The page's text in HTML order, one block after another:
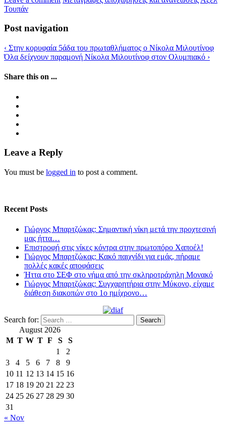
Τουπάν
Post navigation
‹ Στην κορυφαία 5άδα του πρωταθλήματος ο Νίκολα Μιλουτίνοφ
Όλα δείχνουν παραμονή Νίκολα Μιλουτίνοφ στον Ολυμπιακό ›
Share this on ...
Leave a Reply
You must be logged in to post a comment.
Recent Posts
Γιώργος Μπαρτζώκας: Σημαντική νίκη μετά την προχτεσινή
μας ήττα…
Επιστροφή στις νίκες κόντρα στην πρωτοπόρο Χαποέλ!
Γιώργος Μπαρτζώκας: Κακό παιχνίδι για εμάς, πήραμε
πολλές κακές αποφάσεις
Ήττα στο ΣΕΦ στο νήμα από την σκληροτράχηλη Μονακό
Γιώργος Μπαρτζώκας: Συγχαρητήρια στην Μύκονο, είχαμε
διάθεση διακοπών στο 1ο ημίχρονο…
Search for:
August 2026
M T W T F S
S
1
2
3
4 5 6 7 8
9
10 11 12 13 14 15 16
17 18 19 20 21 22 23
24 25 26 27 28 29 30
31
« Nov